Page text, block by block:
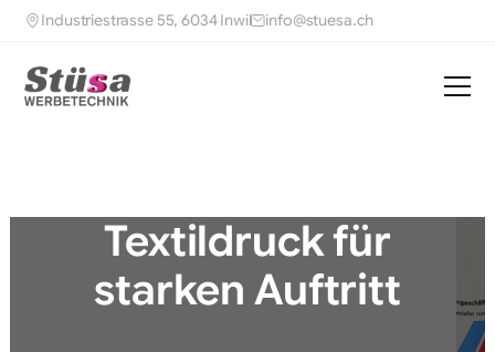
Industriestrasse 55, 6034 Inwil info@stuesa.ch
Textildruck für
starken Auftritt